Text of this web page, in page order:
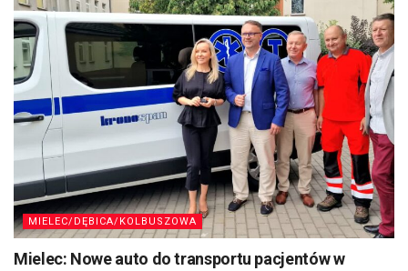
MIELEC/DĘBICA/KOLBUSZOWA
Mielec: Nowe auto do transportu pacjentów w